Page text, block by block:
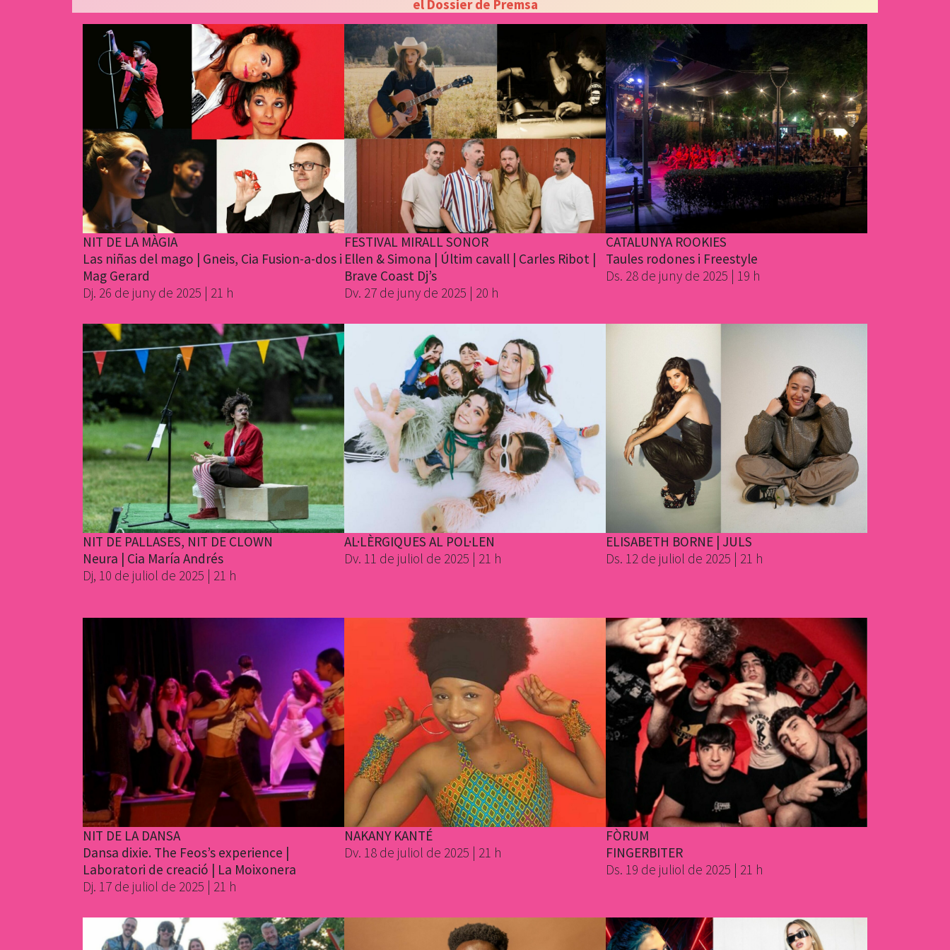
el Dossier de Premsa
NIT DE LA MÀGIA
Las niñas del mago | Gneis, Cia Fusion-a-dos i
Mag Gerard
Dj. 26 de juny de 2025 | 21 h
FESTIVAL MIRALL SONOR
Ellen & Simona | Últim cavall | Carles Ribot |
Brave Coast Dj’s
Dv. 27 de juny de 2025 | 20 h
CATALUNYA ROOKIES
Taules rodones i Freestyle
Ds. 28 de juny de 2025 | 19 h
NIT DE PALLASES, NIT DE CLOWN
Neura | Cia María Andrés
Dj, 10 de juliol de 2025 | 21 h
AL·LÈRGIQUES AL POL·LEN
Dv. 11 de juliol de 2025 | 21 h
ELISABETH BORNE | JULS
Ds. 12 de juliol de 2025 | 21 h
NIT DE LA DANSA
Dansa dixie. The Feos’s experience |
Laboratori de creació | La Moixonera
Dj. 17 de juliol de 2025 | 21 h
NAKANY KANTÉ
Dv. 18 de juliol de 2025 | 21 h
FÒRUM
FINGERBITER
Ds. 19 de juliol de 2025 | 21 h